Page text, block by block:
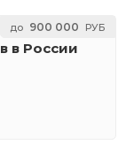
в России
до 900 000 РУБ